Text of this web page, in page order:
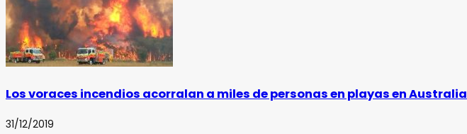
Los voraces incendios acorralan a miles de personas en playas en Australia
31/12/2019